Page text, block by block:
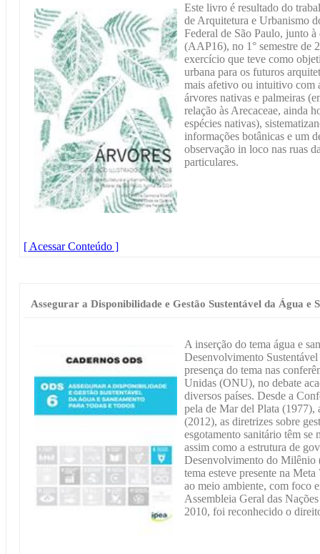
Este livro é resultado do
de Arquitetura e Urbanismo
Federal de São Paulo, junto
(AAP16), no 1° semestre de
exercício que teve como
urbana para os futuros
mais afetivo ou intuitivo com
árvores nativas e palmeiras
relação às Arecaceae, ainda
espécies nativas),
informações botânicas e um
observação in loco nas ruas
particulares.
[ Acessar Conteúdo ]
Assegurar a Disponibilidade e Gestão Sustentável da Água e
A inserção do tema água e
Desenvolvimento
presença do tema nas
Unidas (ONU), no debate
diversos países. Desde a
pela de Mar del Plata
(2012), as diretrizes sobre
esgotamento sanitário têm
assim como a estrutura de
Desenvolvimento do Milênio
tema esteve presente na
ao meio ambiente, com foco
Assembleia Geral das
2010, foi reconhecido o